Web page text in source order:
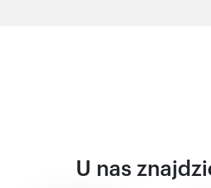
U nas